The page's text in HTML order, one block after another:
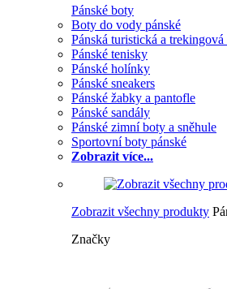
Pánské boty
Boty do vody pánské
Pánská turistická a
Pánské tenisky
Pánské holínky
Pánské sneakers
Pánské žabky a pantofle
Pánské sandály
Pánské zimní boty a sněhule
Sportovní boty pánské
Zobrazit více...
Zobrazit všechny produkty
Značky